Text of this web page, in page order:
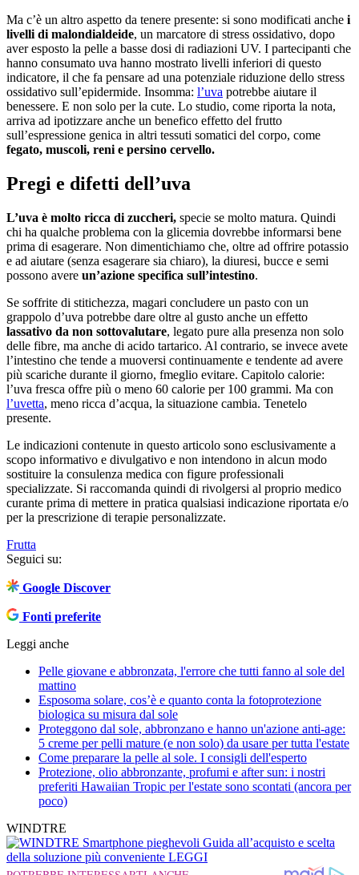
Ma c’è un altro aspetto da tenere presente: si sono modificati anche i
livelli di malondialdeide, un marcatore di stress ossidativo, dopo
aver esposto la pelle a basse dosi di radiazioni UV. I partecipanti che
hanno consumato uva hanno mostrato livelli inferiori di questo
indicatore, il che fa pensare ad una potenziale riduzione dello stress
ossidativo sull’epidermide. Insomma: l’uva potrebbe aiutare il
benessere. E non solo per la cute. Lo studio, come riporta la nota,
arriva ad ipotizzare anche un benefico effetto del frutto
sull’espressione genica in altri tessuti somatici del corpo, come
fegato, muscoli, reni e persino cervello.
Pregi e difetti dell’uva
L’uva è molto ricca di zuccheri, specie se molto matura. Quindi
chi ha qualche problema con la glicemia dovrebbe informarsi bene
prima di esagerare. Non dimentichiamo che, oltre ad offrire potassio
e ad aiutare (senza esagerare sia chiaro), la diuresi, bucce e semi
possono avere un’azione specifica sull’intestino.
Se soffrite di stitichezza, magari concludere un pasto con un
grappolo d’uva potrebbe dare oltre al gusto anche un effetto
lassativo da non sottovalutare, legato pure alla presenza non solo
delle fibre, ma anche di acido tartarico. Al contrario, se invece avete
l’intestino che tende a muoversi continuamente e tendente ad avere
più scariche durante il giorno, fmeglio evitare. Capitolo calorie:
l’uva fresca offre più o meno 60 calorie per 100 grammi. Ma con
l’uvetta, meno ricca d’acqua, la situazione cambia. Tenetelo
presente.
Le indicazioni contenute in questo articolo sono esclusivamente a
scopo informativo e divulgativo e non intendono in alcun modo
sostituire la consulenza medica con figure professionali
specializzate. Si raccomanda quindi di rivolgersi al proprio medico
curante prima di mettere in pratica qualsiasi indicazione riportata e/o
per la prescrizione di terapie personalizzate.
Frutta
Seguici su:
Google Discover
Fonti preferite
Leggi anche
Pelle giovane e abbronzata, l'errore che tutti fanno al sole del
mattino
Esposoma solare, cos’è e quanto conta la fotoprotezione
biologica su misura dal sole
Proteggono dal sole, abbronzano e hanno un'azione anti-age:
5 creme per pelli mature (e non solo) da usare per tutta l'estate
Come preparare la pelle al sole. I consigli dell'esperto
Protezione, olio abbronzante, profumi e after sun: i nostri
preferiti Hawaiian Tropic per l'estate sono scontati (ancora per
poco)
WINDTRE
Smartphone pieghevoli Guida all’acquisto e scelta
della soluzione più conveniente LEGGI